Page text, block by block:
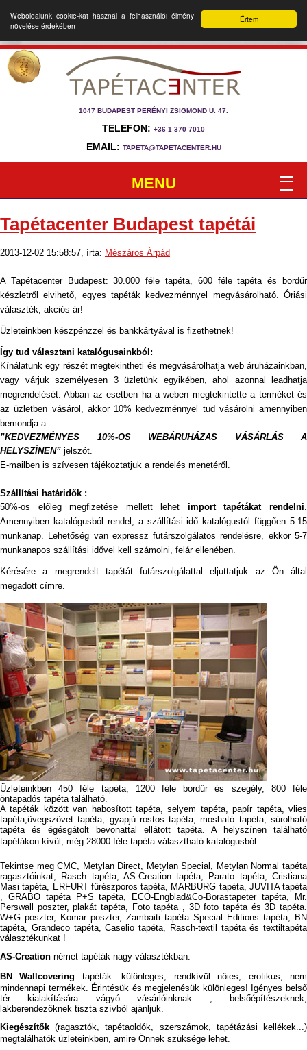
Értem
Weboldalunk cookie-kat használ a felhasználói élmény
növelése érdekében
1047 BUDAPEST PERÉNYI ZSIGMOND U. 47.
TELEFON: +36 1 370 7010
EMAIL: TAPETA@TAPETACENTER.HU
MENU
Tapétacenter Budapest tapétái
2013-12-02 15:58:57, írta: Mészáros Árpád
A Tapétacenter Budapest: 30.000 féle tapéta, 600 féle tapéta és bordűr
készletről elvihető, egyes tapéták kedvezménnyel megvásárolható. Óriási
választék, akciós ár!
Üzleteinkben készpénzzel és bankkártyával is fizethetnek!
Így tud választani katalógusainkból:
Kínálatunk egy részét megtekintheti és megvásárolhatja web áruházainkban,
vagy várjuk személyesen 3 üzletünk egyikében, ahol azonnal leadhatja
megrendelését. Abban az esetben ha a weben megtekintette a terméket és
az üzletben vásárol, akkor 10% kedvezménnyel tud vásárolni amennyiben
bemondja a
”KEDVEZMÉNYES 10%-OS WEBÁRUHÁZAS VÁSÁRLÁS A
HELYSZÍNEN” jelszót.
E-mailben is szívesen tájékoztatjuk a rendelés menetéről.
Szállítási határidők :
50%-os előleg megfizetése mellett lehet import tapétákat rendelni.
Amennyiben katalógusból rendel, a szállítási idő katalógustól függően 5-15
munkanap. Lehetőség van expressz futárszolgálatos rendelésre, ekkor 5-7
munkanapos szállítási idővel kell számolni, felár ellenében.
Kérésére a megrendelt tapétát futárszolgálattal eljuttatjuk az Ön által
megadott címre.
Üzleteinkben 450 féle tapéta, 1200 féle bordűr és szegély, 800 féle
öntapadós tapéta található.
A tapéták között van habosított tapéta, selyem tapéta, papír tapéta, vlies
tapéta,üvegszövet tapéta, gyapjú rostos tapéta, mosható tapéta, súrolható
tapéta és égésgátolt bevonattal ellátott tapéta. A helyszínen található
tapétákon kívül, még 28000 féle tapéta választható katalógusból.
Tekintse meg CMC, Metylan Direct, Metylan Special, Metylan Normal tapéta
ragasztóinkat, Rasch tapéta, AS-Creation tapéta, Parato tapéta, Cristiana
Masi tapéta, ERFURT fűrészporos tapéta, MARBURG tapéta, JUVITA tapéta
, GRABO tapéta P+S tapéta, ECO-Engblad&Co-Borastapeter tapéta, Mr.
Perswall poszter, plakát tapéta, Foto tapéta , 3D foto tapéta és 3D tapéta.
W+G poszter, Komar poszter, Zambaiti tapéta Special Editions tapéta, BN
tapéta, Grandeco tapéta, Caselio tapéta, Rasch-textil tapéta és textiltapéta
választékunkat !
AS-Creation német tapéták nagy választékban.
BN Wallcovering tapéták: különleges, rendkívül nőies, erotikus, nem
mindennapi termékek. Érintésük és megjelenésük különleges! Igényes belső
tér kialakítására vágyó vásárlóinknak , belsőépítészeknek,
lakberendezőknek tiszta szívből ajánljuk.
Kiegészítők (ragasztók, tapétaoldók, szerszámok, tapétázási kellékek...)
megtalálhatók üzleteinkben, amire Önnek szüksége lehet.